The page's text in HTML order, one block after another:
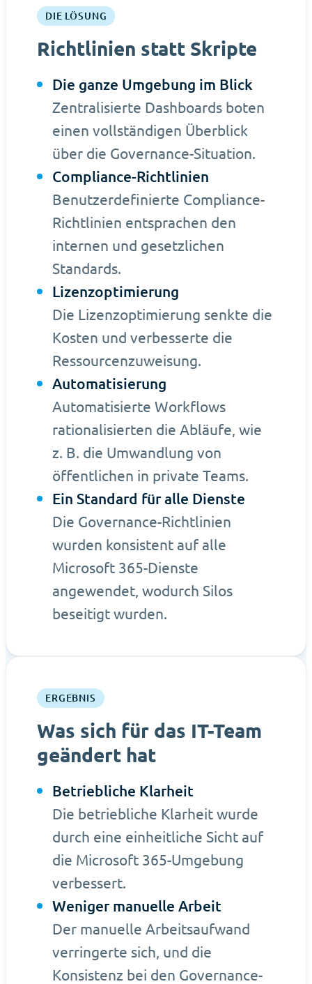
DIE LÖSUNG
Richtlinien statt Skripte
Die ganze Umgebung im Blick
Zentralisierte Dashboards boten
einen vollständigen Überblick
über die Governance-Situation.
Compliance-Richtlinien
Benutzerdefinierte Compliance-
Richtlinien entsprachen den
internen und gesetzlichen
Standards.
Lizenzoptimierung
Die Lizenzoptimierung senkte die
Kosten und verbesserte die
Ressourcenzuweisung.
Automatisierung
Automatisierte Workflows
rationalisierten die Abläufe, wie
z. B. die Umwandlung von
öffentlichen in private Teams.
Ein Standard für alle Dienste
Die Governance-Richtlinien
wurden konsistent auf alle
Microsoft 365-Dienste
angewendet, wodurch Silos
beseitigt wurden.
ERGEBNIS
Was sich für das IT-Team
geändert hat
Betriebliche Klarheit
Die betriebliche Klarheit wurde
durch eine einheitliche Sicht auf
die Microsoft 365-Umgebung
verbessert.
Weniger manuelle Arbeit
Der manuelle Arbeitsaufwand
verringerte sich, und die
Konsistenz bei den Governance-